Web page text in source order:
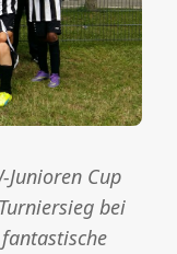
Junioren Cup
bei
fantastische